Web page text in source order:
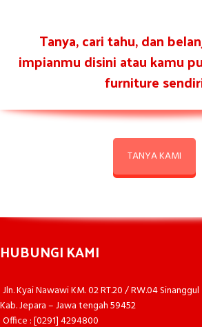
Tanya, cari tahu, dan
impianmu disini atau kamu
furniture
TANYA KAMI
HUBUNGI KAMI
Jln. Kyai Nawawi KM. 02 RT.20 / RW.04
Kab. Jepara – Jawa tengah 59452
Office : [0291] 4294800